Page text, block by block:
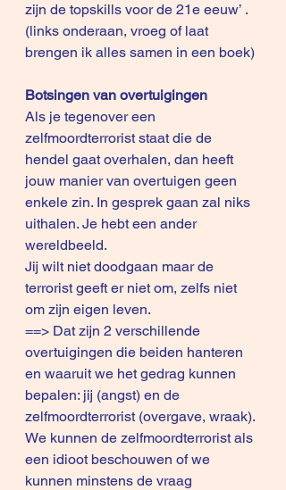
zijn de topskills voor de 21e eeuw’ .
(links onderaan, vroeg of laat
brengen ik alles samen in een boek)
Botsingen van overtuigingen
Als je tegenover een
zelfmoordterrorist staat die de
hendel gaat overhalen, dan heeft
jouw manier van overtuigen geen
enkele zin. In gesprek gaan zal niks
uithalen. Je hebt een ander
wereldbeeld.
Jij wilt niet doodgaan maar de
terrorist geeft er niet om, zelfs niet
om zijn eigen leven.
==> Dat zijn 2 verschillende
overtuigingen die beiden hanteren
en waaruit we het gedrag kunnen
bepalen: jij (angst) en de
zelfmoordterrorist (overgave, wraak).
We kunnen de zelfmoordterrorist als
een idioot beschouwen of we
kunnen minstens de vraag